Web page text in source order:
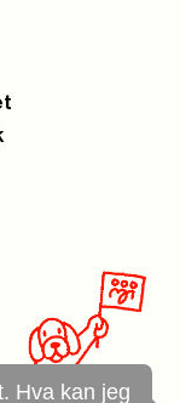
Hva kan jeg